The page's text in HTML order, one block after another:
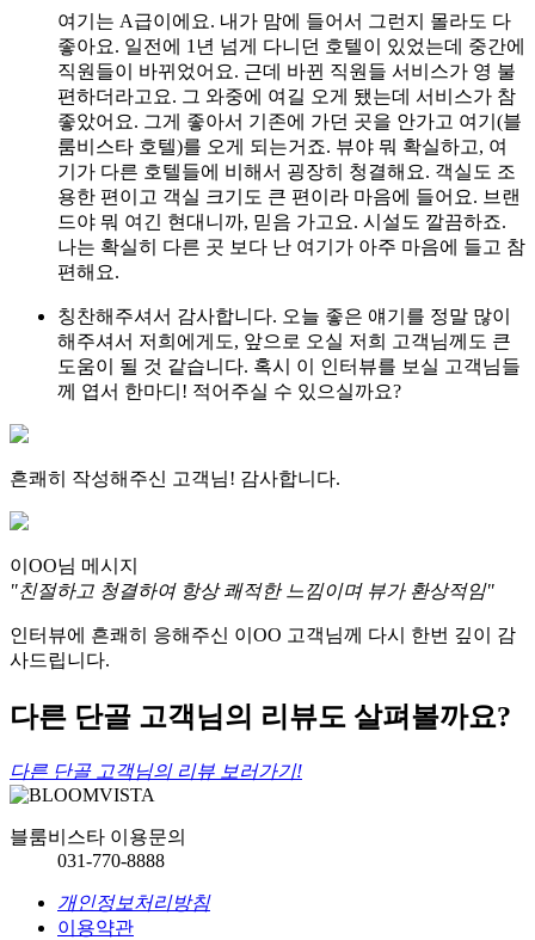
여기는 A급이에요. 내가 맘에 들어서 그런지 몰라도 다
좋아요. 일전에 1년 넘게 다니던 호텔이 있었는데 중간에
직원들이 바뀌었어요. 근데 바뀐 직원들 서비스가 영 불
편하더라고요. 그 와중에 여길 오게 됐는데 서비스가 참
좋았어요. 그게 좋아서 기존에 가던 곳을 안가고 여기(블
룸비스타 호텔)를 오게 되는거죠. 뷰야 뭐 확실하고, 여
기가 다른 호텔들에 비해서 굉장히 청결해요. 객실도 조
용한 편이고 객실 크기도 큰 편이라 마음에 들어요. 브랜
드야 뭐 여긴 현대니까, 믿음 가고요. 시설도 깔끔하죠.
나는 확실히 다른 곳 보다 난 여기가 아주 마음에 들고 참
편해요.
칭찬해주셔서 감사합니다. 오늘 좋은 얘기를 정말 많이
해주셔서 저희에게도, 앞으로 오실 저희 고객님께도 큰
도움이 될 것 같습니다. 혹시 이 인터뷰를 보실 고객님들
께 엽서 한마디! 적어주실 수 있으실까요?
흔쾌히 작성해주신 고객님! 감사합니다.
이OO님 메시지
"친절하고 청결하여 항상 쾌적한 느낌이며 뷰가 환상적임"
인터뷰에 흔쾌히 응해주신 이OO 고객님께 다시 한번 깊이 감
사드립니다.
다른 단골 고객님의 리뷰도 살펴볼까요?
다른 단골 고객님의 리뷰 보러가기!
블룸비스타 이용문의
031-770-8888
개인정보처리방침
이용약관